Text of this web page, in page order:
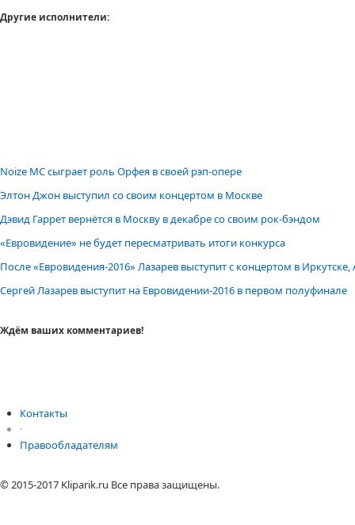
Другие исполнители:
Noize MC сыграет роль Орфея в своей рэп-опере
Элтон Джон выступил со своим концертом в Москве
Дэвид Гаррет вернётся в Москву в декабре со своим рок-бэндом
«Евровидение» не будет пересматривать итоги конкурса
После «Евровидения-2016» Лазарев выступит с концертом в Иркутске,
Сергей Лазарев выступит на Евровидении-2016 в первом полуфинале
Ждём ваших комментариев!
Контакты
·
Правообладателям
© 2015-2017 Kliparik.ru Все права защищены.